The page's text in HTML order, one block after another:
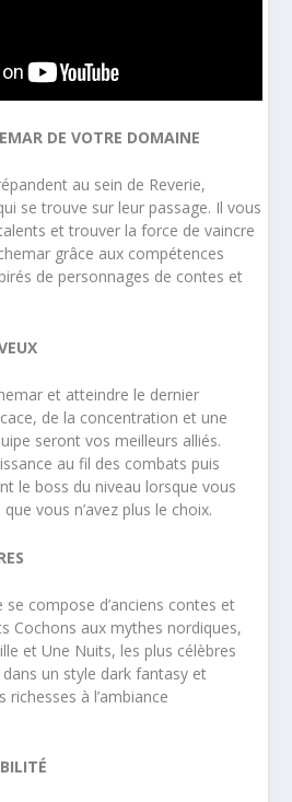
DE VOTRE DOMAINE
au sein de Reverie,
se trouve sur leur passage. Il vous
et trouver la force de vaincre
grâce aux compétences
de personnages de contes et
et atteindre le dernier
de la concentration et une
seront vos meilleurs alliés.
au fil des combats puis
le boss du niveau lorsque vous
vous n’avez plus le choix.
se compose d’anciens contes et
Cochons aux mythes nordiques,
et Une Nuits, les plus célèbres
un style dark fantasy et
à l’ambiance